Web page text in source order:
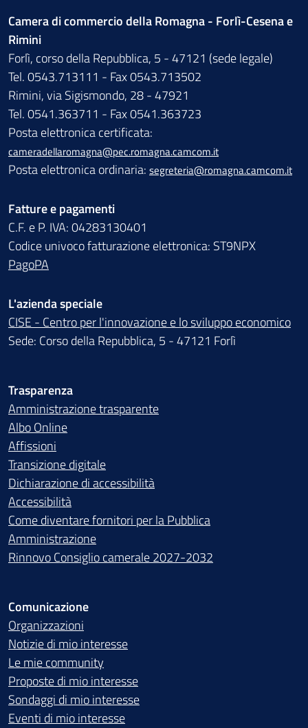
Camera di commercio della Romagna - Forlì-Cesena e
Rimini
Forlì, corso della Repubblica, 5 - 47121 (sede legale)
Tel. 0543.713111 - Fax 0543.713502
Rimini, via Sigismondo, 28 - 47921
Tel. 0541.363711 - Fax 0541.363723
Posta elettronica certificata:
cameradellaromagna@pec.romagna.camcom.it
Posta elettronica ordinaria: segreteria@romagna.camcom.it
Fatture e pagamenti
C.F. e P. IVA: 04283130401
Codice univoco fatturazione elettronica: ST9NPX
PagoPA
L'azienda speciale
CISE - Centro per l'innovazione e lo sviluppo economico
Sede: Corso della Repubblica, 5 - 47121 Forlì
Trasparenza
Amministrazione trasparente
Albo Online
Affissioni
Transizione digitale
Dichiarazione di accessibilità
Accessibilità
Come diventare fornitori per la Pubblica
Amministrazione
Rinnovo Consiglio camerale 2027-2032
Comunicazione
Organizzazioni
Notizie di mio interesse
Le mie community
Proposte di mio interesse
Sondaggi di mio interesse
Eventi di mio interesse